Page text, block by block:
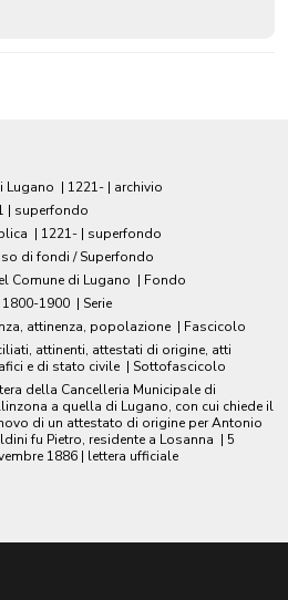
Lugano | 1221- | archivio
| superfondo
| 1221- | superfondo
di fondi / Superfondo
Comune di Lugano | Fondo
1900 | Serie
attinenza, popolazione | Fascicolo
attinenti, attestati di origine, atti
e di stato civile | Sottofascicolo
della Cancelleria Municipale di
a quella di Lugano, con cui chiede il
di un attestato di origine per Antonio
fu Pietro, residente a Losanna | 5
1886 | lettera ufficiale